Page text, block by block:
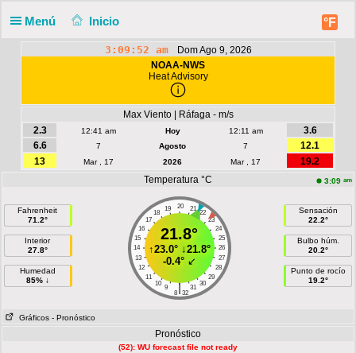
Menú Inicio °F
3:09:52 am
Dom Ago 9, 2026
NOAA-NWS
Heat Advisory
Max Viento | Ráfaga - m/s
2.3
12:41 am Hoy 12:11 am
3.6
6.6
7 Agosto 7
12.1
13
Mar , 17 2026 Mar , 17
19.2
Temperatura °C
3:09 am
Fahrenheit
71.2°
Interior
27.8°
Humedad
85% ↓
20
19 21
18
22
17
23
16
24
15
25
14
26
13
27
12
28
11
29
10
30
9 31
|
8 32
21.8°
↑23.0°↓21.8°
-0.4°↙
Sensación
22.2°
Bulbo húm.
20.2°
Punto de rocío
19.2°
Gráficos - Pronóstico
Pronóstico
(52): WU forecast file not ready